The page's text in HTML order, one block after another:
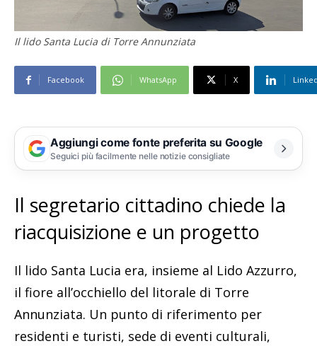
Il lido Santa Lucia di Torre Annunziata
Facebook WhatsApp X
Aggiungi come fonte preferita su Google
Seguici più facilmente nelle notizie consigliate
Il segretario cittadino chiede la
riacquisizione e un progetto
Il lido Santa Lucia era, insieme al Lido Azzurro,
il fiore all’occhiello del litorale di Torre
Annunziata. Un punto di riferimento per
residenti e turisti, sede di eventi culturali,